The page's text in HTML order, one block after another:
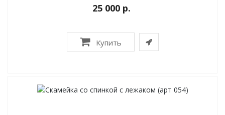
25 000 р.
Купить